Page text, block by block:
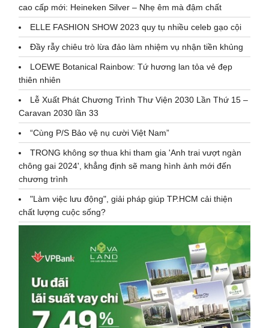
cao cấp mới: Heineken Silver – Nhẹ êm mà đậm chất
ELLE FASHION SHOW 2023 quy tụ nhiều celeb gạo cội
Đầy rẫy chiêu trò lừa đảo làm nhiệm vụ nhận tiền khủng
LOEWE Botanical Rainbow: Tứ hương lan tỏa vẻ đẹp
thiên nhiên
Lễ Xuất Phát Chương Trình Thư Viện 2030 Lần Thứ 15 –
Caravan 2030 lần 33
“Cùng P/S Bảo vệ nụ cười Việt Nam”
TRONG không sợ thua khi tham gia 'Anh trai vượt ngàn
chông gai 2024', khẳng định sẽ mang hình ảnh mới đến
chương trình
"Làm việc lưu động", giải pháp giúp TP.HCM cải thiện
chất lượng cuộc sống?